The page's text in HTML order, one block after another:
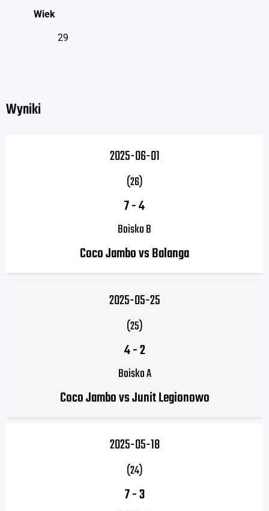
Wiek
29
Wyniki
2025-06-01
(26)
7-4
Boisko B
Coco Jambo vs Balanga
2025-05-25
(25)
4-2
Boisko A
Coco Jambo vs Junit Legionowo
2025-05-18
(24)
7-3